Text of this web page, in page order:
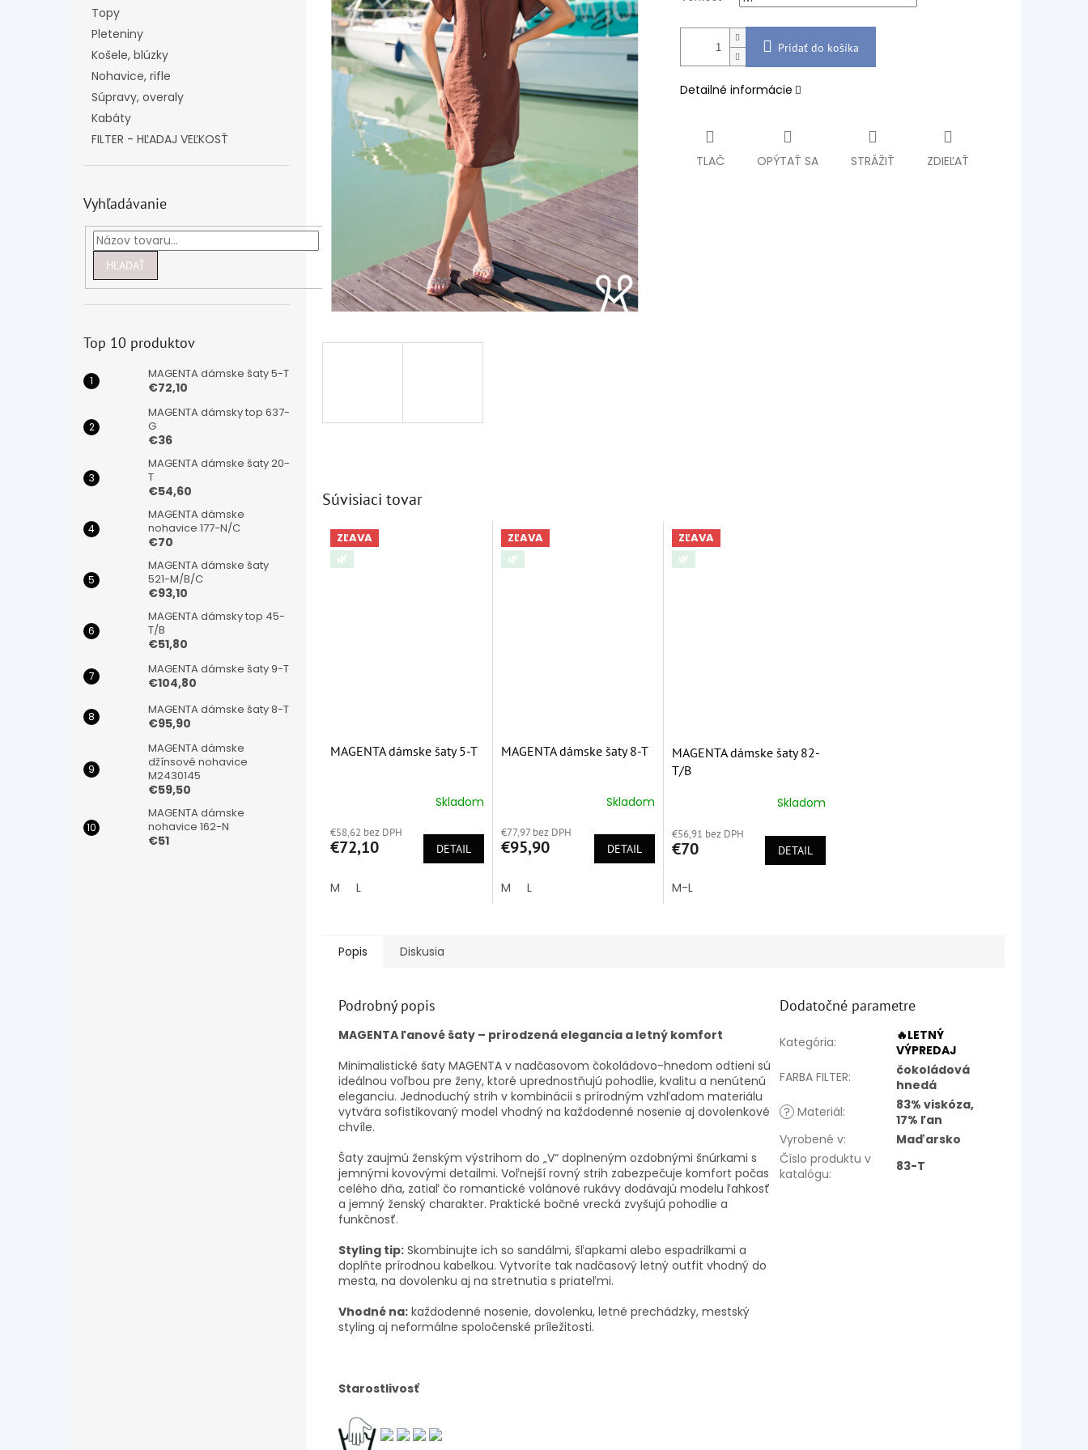
Topy
Pleteniny
Košele, blúzky
Nohavice, rifle
Súpravy, overaly
Kabáty
FILTER - HĽADAJ VEĽKOSŤ
Vyhľadávanie
HĽADAŤ
Top 10 produktov
MAGENTA dámske šaty 5-T
€72,10
MAGENTA dámsky top 637-
G
€36
MAGENTA dámske šaty 20-
T
€54,60
MAGENTA dámske
nohavice 177-N/C
€70
MAGENTA dámske šaty
521-M/B/C
€93,10
MAGENTA dámsky top 45-
T/B
€51,80
MAGENTA dámske šaty 9-T
€104,80
MAGENTA dámske šaty 8-T
€95,90
MAGENTA dámske
džínsové nohavice
M2430145
€59,50
MAGENTA dámske
nohavice 162-N
€51
Pridať do košíka
Detailné informácie
TLAČ OPÝTAŤ SA STRÁŽIŤ ZDIEĽAŤ
Súvisiaci tovar
ZĽAVA
🌿
MAGENTA dámske šaty 5-T
produktu
je
z
5
Skladom
€58,62 bez DPH
€72,10 DETAIL
M L
ZĽAVA
🌿
MAGENTA dámske šaty 8-T
produktu
je
z
5
Skladom
€77,97 bez DPH
€95,90 DETAIL
M L
ZĽAVA
🌿
MAGENTA dámske šaty 82-
T/B
produktu
je
z
5
Skladom
€56,91 bez DPH
€70 DETAIL
M-L
Popis Diskusia
Podrobný popis
MAGENTA ľanové šaty – prirodzená elegancia a letný komfort
Minimalistické šaty MAGENTA v nadčasovom čokoládovo-hnedom odtieni sú
ideálnou voľbou pre ženy, ktoré uprednostňujú pohodlie, kvalitu a nenútenú
eleganciu. Jednoduchý strih v kombinácii s prírodným vzhľadom materiálu
vytvára sofistikovaný model vhodný na každodenné nosenie aj dovolenkové
chvíle.
Šaty zaujmú ženským výstrihom do „V“ doplneným ozdobnými šnúrkami s
jemnými kovovými detailmi. Voľnejší rovný strih zabezpečuje komfort počas
celého dňa, zatiaľ čo romantické volánové rukávy dodávajú modelu ľahkosť
a jemný ženský charakter. Praktické bočné vrecká zvyšujú pohodlie a
funkčnosť.
Styling tip: Skombinujte ich so sandálmi, šľapkami alebo espadrilkami a
doplňte prírodnou kabelkou. Vytvoríte tak nadčasový letný outfit vhodný do
mesta, na dovolenku aj na stretnutia s priateľmi.
Vhodné na: každodenné nosenie, dovolenku, letné prechádzky, mestský
styling aj neformálne spoločenské príležitosti.
Starostlivosť
Dodatočné parametre
Kategória:
🔥LETNÝ
VÝPREDAJ
FARBA FILTER:
čokoládová
hnedá
? Materiál:
83% viskóza,
17% ľan
Vyrobené v:
Maďarsko
Číslo produktu v
katalógu: 83-T